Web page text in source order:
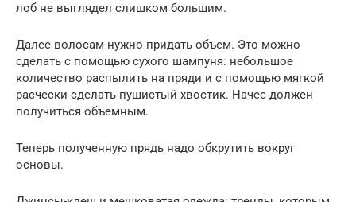
лоб не выглядел слишком большим.
Далее волосам нужно придать объем. Это можно
сделать с помощью сухого шампуня: небольшое
количество распылить на пряди и с помощью мягкой
расчески сделать пушистый хвостик. Начес должен
получиться объемным.
Теперь полученную прядь надо обкрутить вокруг
основы.